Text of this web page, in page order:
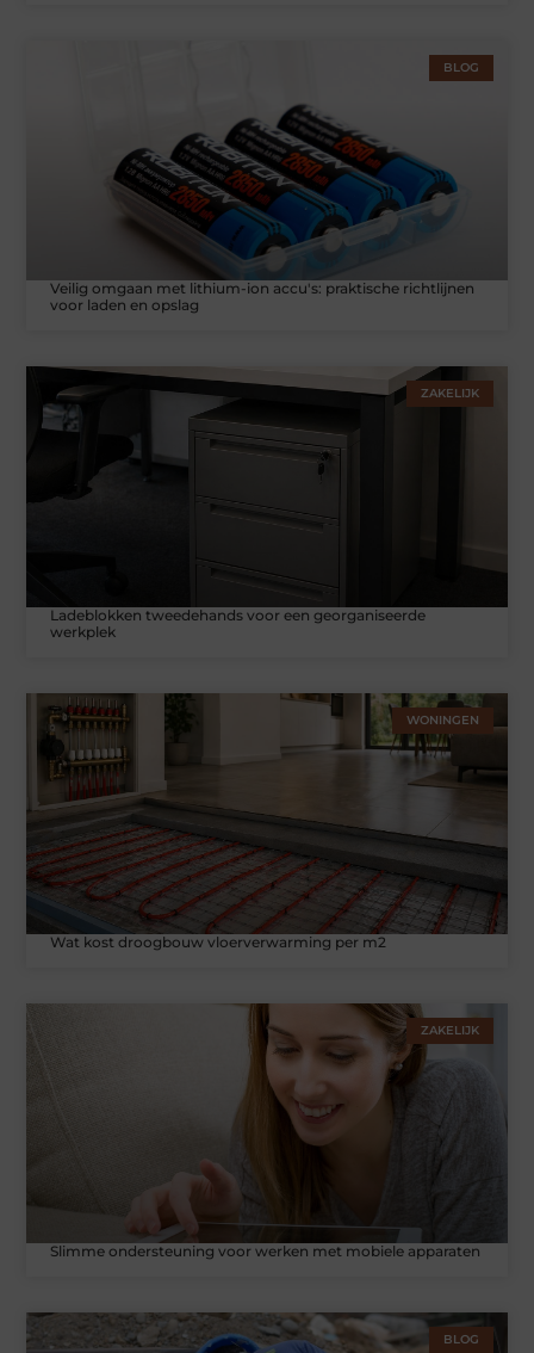
BLOG
Veilig omgaan met lithium-ion accu's: praktische richtlijnen
voor laden en opslag
ZAKELIJK
Ladeblokken tweedehands voor een georganiseerde
werkplek
WONINGEN
Wat kost droogbouw vloerverwarming per m2
ZAKELIJK
Slimme ondersteuning voor werken met mobiele apparaten
BLOG